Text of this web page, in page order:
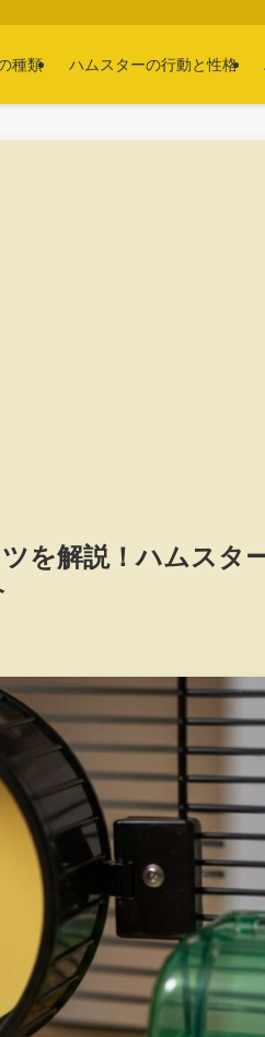
種類 ハムスターの行動と性格
を解説！ハムスタ